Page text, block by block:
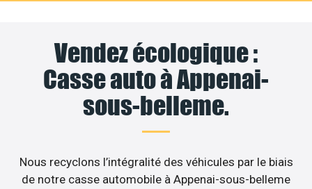
Vendez écologique :
Casse auto à Appenai-
sous-belleme.
Nous recyclons l’intégralité des véhicules par le biais
de notre casse automobile à Appenai-sous-belleme